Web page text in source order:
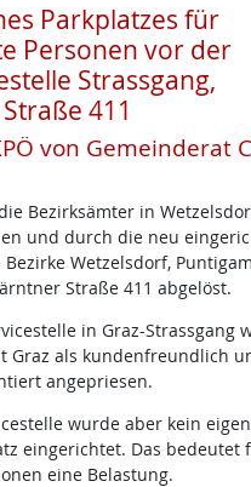
Parkplatzes für
Personen vor der
Strassgang,
411
von Gemeinderat
Bezirksämter in
und durch die neu
Wetzelsdorf,
Straße 411 abgelöst.
in Graz-Strassgang
Graz als kundenfreundlich
angepriesen.
wurde aber kein
eingerichtet. Das bedeutet
eine Belastung.